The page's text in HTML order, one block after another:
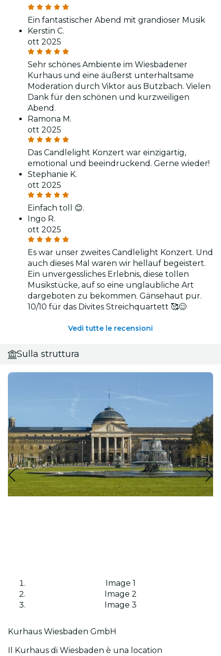
Ein fantastischer Abend mit grandioser Musik
Kerstin C.
ott 2025
Sehr schönes Ambiente im Wiesbadener
Kurhaus und eine äußerst unterhaltsame
Moderation durch Viktor aus Butzbach. Vielen
Dank für den schönen und kurzweiligen
Abend.
Ramona M.
ott 2025
Das Candlelight Konzert war einzigartig,
emotional und beeindruckend. Gerne wieder!
Stephanie K.
ott 2025
Einfach toll 😊.
Ingo R.
ott 2025
Es war unser zweites Candlelight Konzert. Und
auch dieses Mal waren wir hellauf begeistert.
Ein unvergessliches Erlebnis, diese tollen
Musikstücke, auf so eine unglaubliche Art
dargeboten zu bekommen. Gänsehaut pur.
10/10 für das Divites Streichquartett 🥰😊
Vedi tutte le recensioni
Sulla struttura
Image 1
Image 2
Image 3
Kurhaus Wiesbaden GmbH
Il Kurhaus di Wiesbaden è una location